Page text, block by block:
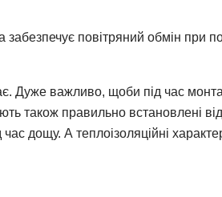
повітряний обмін при
Дуже важливо, щоби під час
також правильно встановлені
дощу. А теплоізоляційні